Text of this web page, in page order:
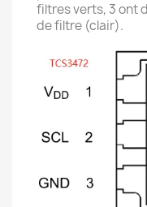
filtres verts, 3 ont
de filtre (clair).